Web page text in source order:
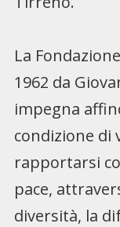
La
1962 da
impegna
condizione di
rapportarsi
pace,
diversità, la